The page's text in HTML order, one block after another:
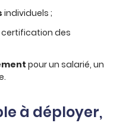
individuels ;
des
pour un salarié, un
à déployer,